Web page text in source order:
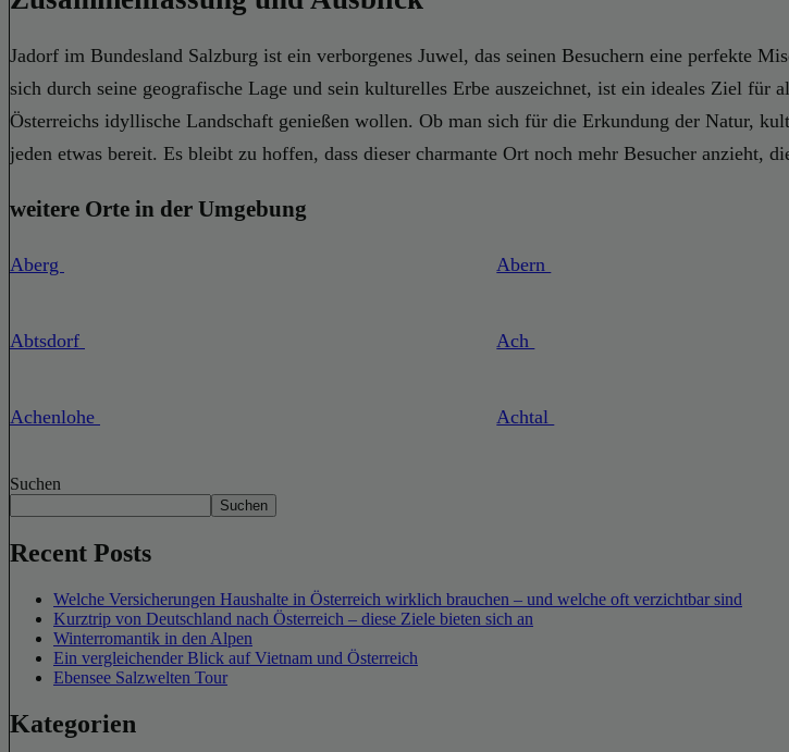
Jadorf im Bundesland Salzburg ist ein verborgenes Juwel, das seinen Besuchern eine perfekte
sich durch seine geografische Lage und sein kulturelles Erbe auszeichnet, ist ein ideales Ziel
Österreichs idyllische Landschaft genießen wollen. Ob man sich für die Erkundung der Natur,
jeden etwas bereit. Es bleibt zu hoffen, dass dieser charmante Ort noch mehr Besucher anzieht,
weitere Orte in der Umgebung
Aberg Abern
Abtsdorf Ach
Achenlohe Achtal
Suchen
Suchen
Recent Posts
Welche Versicherungen Haushalte in Österreich wirklich brauchen – und welche oft verzichtbar sind
Kurztrip von Deutschland nach Österreich – diese Ziele bieten sich an
Winterromantik in den Alpen
Ein vergleichender Blick auf Vietnam und Österreich
Ebensee Salzwelten Tour
Kategorien